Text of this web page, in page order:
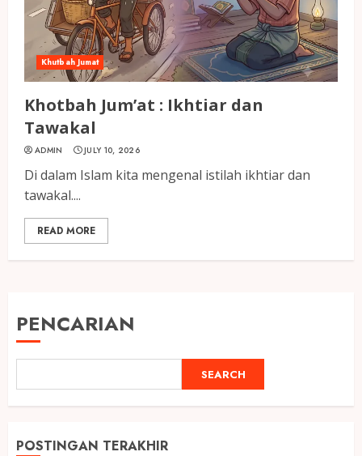
Khutbah Jumat
Khotbah Jum’at : Ikhtiar dan
Tawakal
ADMIN JULY 10, 2026
Di dalam Islam kita mengenal istilah ikhtiar dan
tawakal....
READ MORE
PENCARIAN
SEARCH
POSTINGAN TERAKHIR